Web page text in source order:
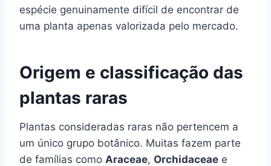
espécie genuinamente difícil de encontrar de
uma planta apenas valorizada pelo mercado.
Origem e classificação das
plantas raras
Plantas consideradas raras não pertencem a
um único grupo botânico. Muitas fazem parte
de famílias como Araceae, Orchidaceae e